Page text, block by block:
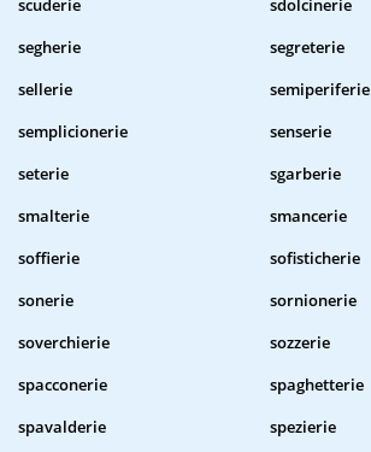
scuderie
sdolcinerie
segherie
segreterie
sellerie
semiperiferie
semplicionerie
senserie
seterie
sgarberie
smalterie
smancerie
soffierie
sofisticherie
sonerie
sornionerie
soverchierie
sozzerie
spacconerie
spaghetterie
spavalderie
spezierie